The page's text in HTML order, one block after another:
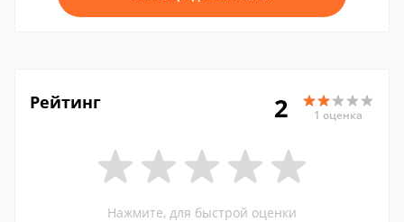
Рейтинг 2 1 оценка
Нажмите, для быстрой оценки